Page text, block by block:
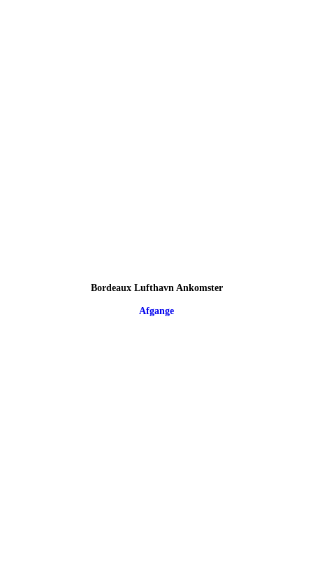
Bordeaux Lufthavn Ankomster
Afgange